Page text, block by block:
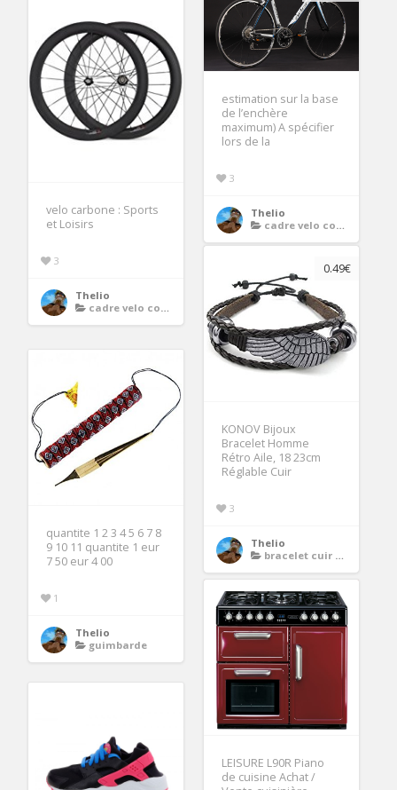
estimation sur la base
de l’enchère
maximum) A spécifier
lors de la
3
Thelio
cadre velo course carbone
velo carbone : Sports
et Loisirs
3
Thelio
cadre velo course carbone
0.49€
KONOV Bijoux
Bracelet Homme
Rétro Aile, 18 23cm
Réglable Cuir
3
Thelio
bracelet cuir homme
quantite 1 2 3 4 5 6 7 8
9 10 11 quantite 1 eur
7 50 eur 4 00
1
Thelio
guimbarde
LEISURE L90R Piano
de cuisine Achat /